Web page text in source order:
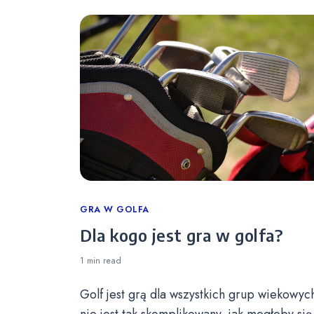
Categories
GRA W GOLFA
Dla kogo jest gra w golfa?
1 min read
Golf jest grą dla wszystkich grup